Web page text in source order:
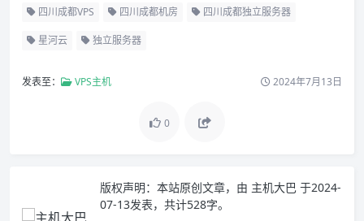
四川成都VPS 四川成都机房 四川成都独立服务器
星河云 独立服务器
发表至： VPS主机 2024年7月13日
0
版权声明： 本站原创文章，由 主机大巴 于2024-
07-13发表，共计528字。